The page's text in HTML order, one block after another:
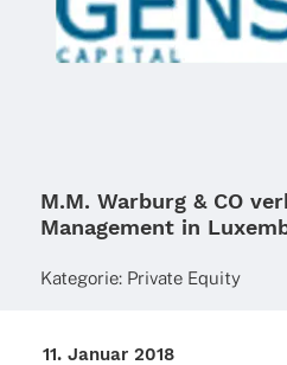
M.M. Warburg & CO
Management in
Kate­go­rie: Private Equity
11. Januar 2018